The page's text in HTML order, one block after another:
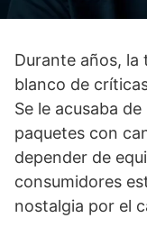
Durante años, la
blanco de
Se le acusaba
paquetes con
depender de
consumidores
nostalgia por el